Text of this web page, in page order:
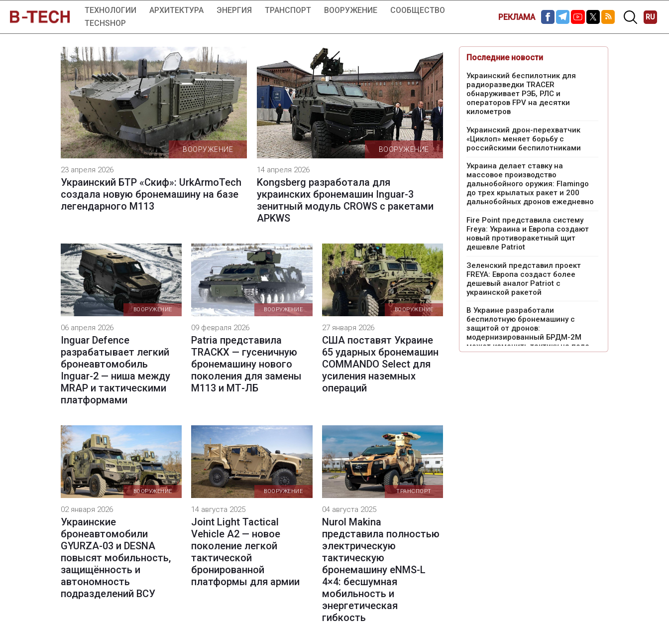
ТЕХНОЛОГИИ АРХИТЕКТУРА ЭНЕРГИЯ ТРАНСПОРТ ВООРУЖЕНИЕ
СООБЩЕСТВО
TECHSHOP
РЕКЛАМА RU
ВООРУЖЕНИЕ
23 апреля 2026
Украинский БТР «Скиф»: UrkArmoTech
создала новую бронемашину на базе
легендарного M113
ВООРУЖЕНИЕ
14 апреля 2026
Kongsberg разработала для
украинских бронемашин Inguar-3
зенитный модуль CROWS с ракетами
APKWS
ВООРУЖЕНИЕ
06 апреля 2026
Inguar Defence
разрабатывает легкий
бронеавтомобиль
Inguar-2 — ниша между
MRAP и тактическими
платформами
ВООРУЖЕНИЕ
09 февраля 2026
Patria представила
TRACKX — гусеничную
бронемашину нового
поколения для замены
М113 и МТ-ЛБ
ВООРУЖЕНИЕ
27 января 2026
США поставят Украине
65 ударных бронемашин
COMMANDO Select для
усиления наземных
операций
ВООРУЖЕНИЕ
02 января 2026
Украинские
бронеавтомобили
GYURZA-03 и DESNA
повысят мобильность,
защищённость и
автономность
подразделений ВСУ
ВООРУЖЕНИЕ
14 августа 2025
Joint Light Tactical
Vehicle A2 — новое
поколение легкой
тактической
бронированной
платформы для армии
ТРАНСПОРТ
04 августа 2025
Nurol Makina
представила полностью
электрическую
тактическую
бронемашину eNMS-L
4×4: бесшумная
мобильность и
энергетическая
гибкость
Последние новости
Украинский беспилотник для
радиоразведки TRACER
обнаруживает РЭБ, РЛС и
операторов FPV на десятки
километров
Украинский дрон-перехватчик
«Циклоп» меняет борьбу с
российскими беспилотниками
Украина делает ставку на
массовое производство
дальнобойного оружия: Flamingo
до трех крылатых ракет и 200
дальнобойных дронов ежедневно
Fire Point представила систему
Freya: Украина и Европа создают
новый противоракетный щит
дешевле Patriot
Зеленский представил проект
FREYA: Европа создаст более
дешевый аналог Patriot с
украинской ракетой
В Украине разработали
беспилотную бронемашину с
защитой от дронов:
модернизированный БРДМ-2М
может изменить тактику на поле
боя